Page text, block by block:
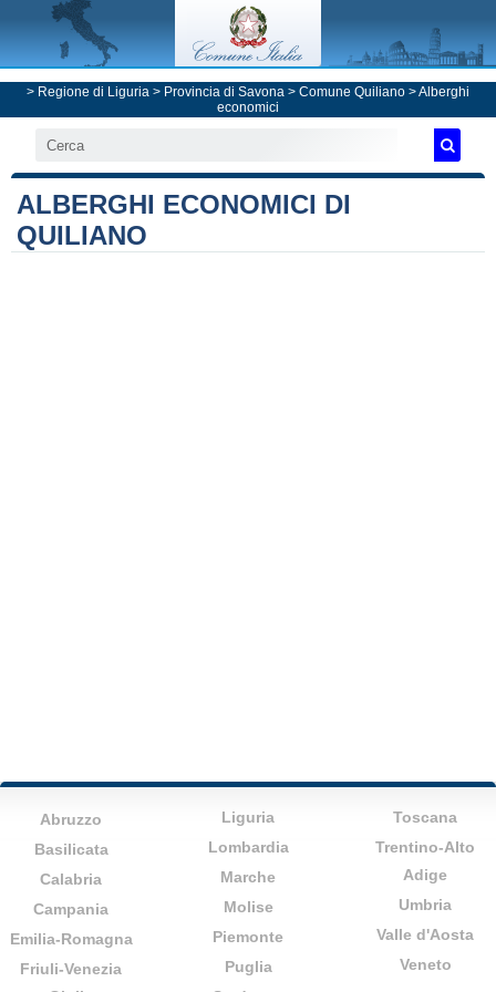
> Regione di Liguria > Provincia di Savona > Comune Quiliano > Alberghi
economici
ALBERGHI ECONOMICI DI
QUILIANO
Abruzzo
Basilicata
Calabria
Campania
Emilia-Romagna
Friuli-Venezia
Liguria
Lombardia
Marche
Molise
Piemonte
Puglia
Toscana
Trentino-Alto
Adige
Umbria
Valle d'Aosta
Veneto